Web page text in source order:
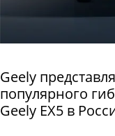
Geely
популярного
Geely EX5 в